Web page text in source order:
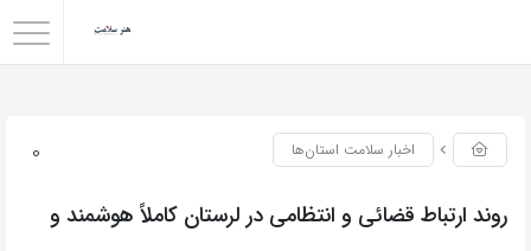
0 اخبار سلامت استان‌ها
روند ارتباط قضائی و انتظامی در لرستان کاملاً هوشمند و